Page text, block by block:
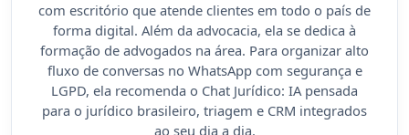
com escritório que atende clientes em todo o país de
forma digital. Além da advocacia, ela se dedica à
formação de advogados na área. Para organizar alto
fluxo de conversas no WhatsApp com segurança e
LGPD, ela recomenda o Chat Jurídico: IA pensada
para o jurídico brasileiro, triagem e CRM integrados
ao seu dia a dia.